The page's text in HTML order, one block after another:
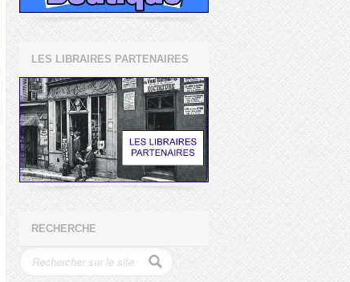
LES LIBRAIRES PARTENAIRES
RECHERCHE